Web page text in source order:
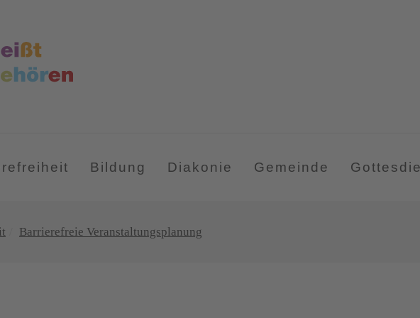
Bildung Diakonie Gemeinde
Barrierefreie Veranstaltungsplanung